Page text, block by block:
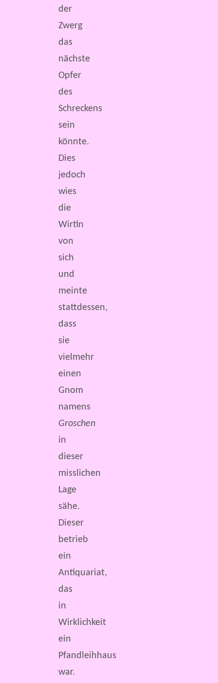
der
Zwerg
das
nächste
Opfer
des
Schreckens
sein
könnte.
Dies
jedoch
wies
die
Wirtin
von
sich
und
meinte
stattdessen,
dass
sie
vielmehr
einen
Gnom
namens
Groschen
in
dieser
misslichen
Lage
sähe.
Dieser
betrieb
ein
Antiquariat,
das
in
Wirklichkeit
ein
Pfandleihhaus
war.